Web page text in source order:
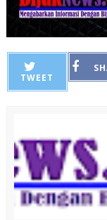
TWEET